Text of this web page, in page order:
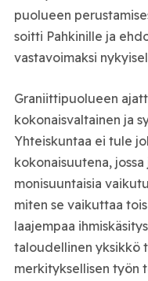
puolueen
soitti Pahkinille ja
vastavoimaksi
Graniittipuolueen
kokonaisvaltainen ja
Yhteiskuntaa ei tule
kokonaisuutena,
monisuuntaisia
miten se vaikuttaa
laajempaa
taloudellinen yksikkö
merkityksellisen työn